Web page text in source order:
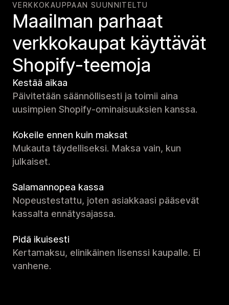
VERKKOKAUPPAAN SUUNNITELTU
Maailman parhaat
verkko­kaupat käyttävät
Shopify-teemoja
Kestää aikaa
Päivitetään säännöllisesti ja toimii aina
uusimpien Shopify-ominaisuuksien kanssa.
Kokeile ennen kuin maksat
Mukauta täydelliseksi. Maksa vain, kun
julkaiset.
Salamannopea kassa
Nopeustestattu, joten asiakkaasi pääsevät
kassalta ennätysajassa.
Pidä ikuisesti
Kertamaksu, elinikäinen lisenssi kaupalle. Ei
vanhene.